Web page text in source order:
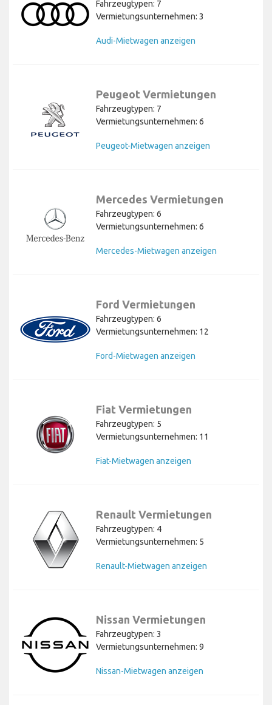
Fahrzeugtypen: 7
Vermietungsunternehmen: 3
Audi-Mietwagen anzeigen
Peugeot Vermietungen
Fahrzeugtypen: 7
Vermietungsunternehmen: 6
Peugeot-Mietwagen anzeigen
Mercedes Vermietungen
Fahrzeugtypen: 6
Vermietungsunternehmen: 6
Mercedes-Mietwagen anzeigen
Ford Vermietungen
Fahrzeugtypen: 6
Vermietungsunternehmen: 12
Ford-Mietwagen anzeigen
Fiat Vermietungen
Fahrzeugtypen: 5
Vermietungsunternehmen: 11
Fiat-Mietwagen anzeigen
Renault Vermietungen
Fahrzeugtypen: 4
Vermietungsunternehmen: 5
Renault-Mietwagen anzeigen
Nissan Vermietungen
Fahrzeugtypen: 3
Vermietungsunternehmen: 9
Nissan-Mietwagen anzeigen